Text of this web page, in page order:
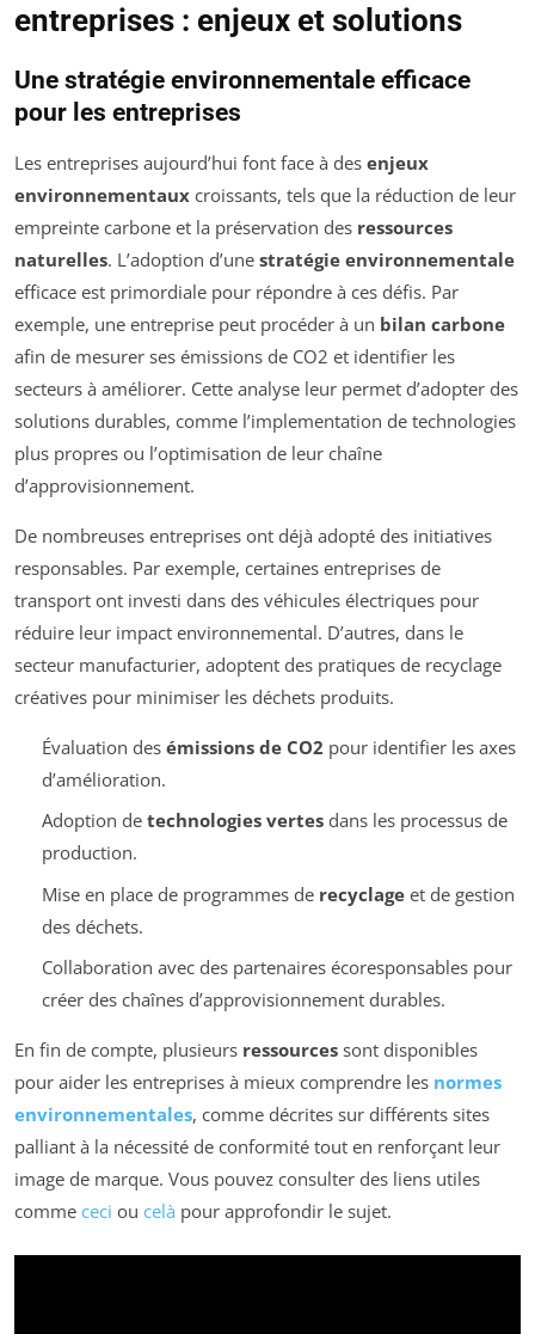
entreprises : enjeux et solutions
Une stratégie environnementale efficace
pour les entreprises
Les entreprises aujourd’hui font face à des enjeux
environnementaux croissants, tels que la réduction de leur
empreinte carbone et la préservation des ressources
naturelles. L’adoption d’une stratégie environnementale
efficace est primordiale pour répondre à ces défis. Par
exemple, une entreprise peut procéder à un bilan carbone
afin de mesurer ses émissions de CO2 et identifier les
secteurs à améliorer. Cette analyse leur permet d’adopter des
solutions durables, comme l’implementation de technologies
plus propres ou l’optimisation de leur chaîne
d’approvisionnement.
De nombreuses entreprises ont déjà adopté des initiatives
responsables. Par exemple, certaines entreprises de
transport ont investi dans des véhicules électriques pour
réduire leur impact environnemental. D’autres, dans le
secteur manufacturier, adoptent des pratiques de recyclage
créatives pour minimiser les déchets produits.
Évaluation des émissions de CO2 pour identifier les axes
d’amélioration.
Adoption de technologies vertesdans les processus de
production.
Mise en place de programmes de recyclageet de gestion
des déchets.
Collaboration avec des partenaires écoresponsables pour
créer des chaînes d’approvisionnement durables.
En fin de compte, plusieurs ressources sont disponibles
pour aider les entreprises à mieux comprendre les normes
environnementales, comme décrites sur différents sites
palliant à la nécessité de conformité tout en renforçant leur
image de marque. Vous pouvez consulter des liens utiles
comme ceci ou celà pour approfondir le sujet.